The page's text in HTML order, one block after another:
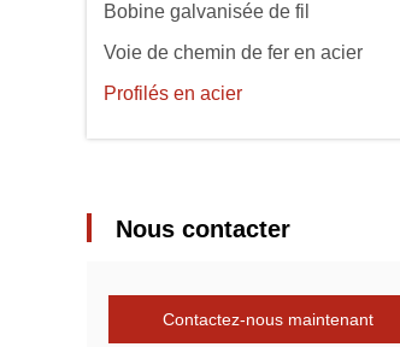
Bobine galvanisée de fil
Voie de chemin de fer en acier
Profilés en acier
Nous contacter
Contactez-nous maintenant